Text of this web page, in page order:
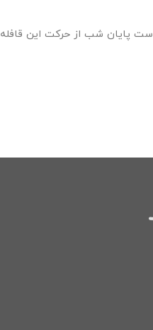
پایان شب از حرکت این قافله